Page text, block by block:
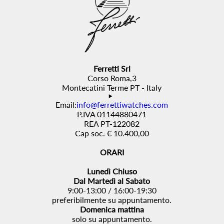
Ferretti Srl
Corso Roma,3
Montecatini Terme PT - Italy
Email:info@ferrettiwatches.com
P.IVA 01144880471
REA PT-122082
Cap soc. € 10.400,00
ORARI
Lunedì Chiuso
Dal Martedì al Sabato
9:00-13:00 / 16:00-19:30
preferibilmente su appuntamento.
Domenica mattina
solo su appuntamento.